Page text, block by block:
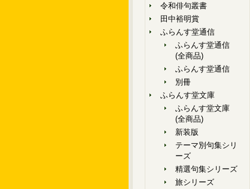
令和俳句叢書
田中裕明賞
ふらんす堂通信
ふらんす堂通信
(全商品)
ふらんす堂通信
別冊
ふらんす堂文庫
ふらんす堂文庫
(全商品)
新装版
テーマ別句集シリ
ーズ
精選句集シリーズ
旅シリーズ